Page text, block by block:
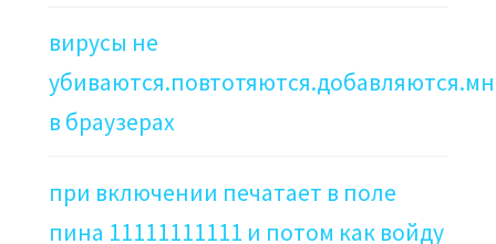
вирусы не
в браузерах
при включении печатает в поле
пина 11111111111 и потом как войду